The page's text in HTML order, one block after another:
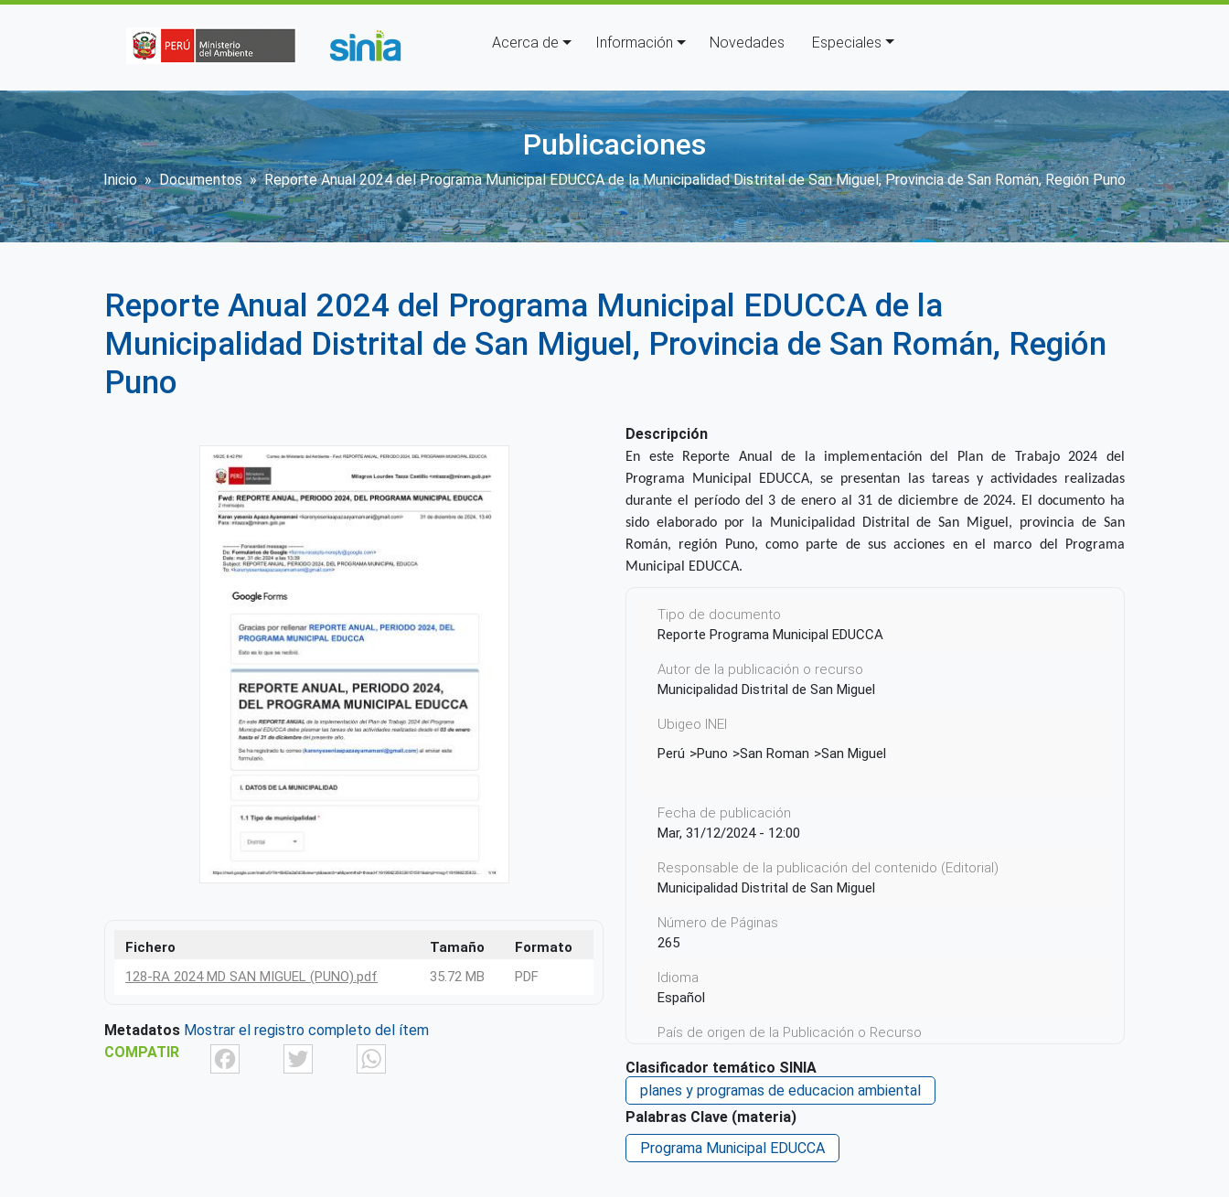
Navegación principal
Acerca de Información Novedades Especiales
Publicaciones
Sobrescribir enlaces de ayuda a la navegación
Inicio Documentos Reporte Anual 2024 del Programa Municipal EDUCCA de la Municipalidad Distrital de San Miguel, Provincia de San Román, Región Puno
Reporte Anual 2024 del Programa Municipal EDUCCA de la
Municipalidad Distrital de San Miguel, Provincia de San Román, Región
Puno
Fichero Tamaño
Formato
128-RA 2024 MD SAN MIGUEL (PUNO).pdf
35.72 MB PDF
Metadatos Mostrar el registro completo del ítem
COMPATIR
FacebookTwitter
Descripción
En este Reporte Anual de la implementación del Plan de Trabajo 2024 del
Programa Municipal EDUCCA, se presentan las tareas y actividades realizadas
durante el período del 3 de enero al 31 de diciembre de 2024. El documento ha
sido elaborado por la Municipalidad Distrital de San Miguel, provincia de San
Román, región Puno, como parte de sus acciones en el marco del Programa
Municipal EDUCCA.
Tipo de documento
Reporte Programa Municipal EDUCCA
Autor de la publicación o recurso
Municipalidad Distrital de San Miguel
Ubigeo INEI
Perú
Puno San Roman San Miguel
Fecha de publicación
Mar, 31/12/2024 - 12:00
Responsable de la publicación del contenido (Editorial)
Municipalidad Distrital de San Miguel
Número de Páginas
265
Idioma
Español
País de origen de la Publicación o Recurso
Derechos de acceso
Acceso irrestricto a todo su contenido
Repositorio de origen
SINIA
Clasificador temático SINIA
planes y programas de educacion ambiental
Palabras Clave (materia)
Programa Municipal EDUCCA